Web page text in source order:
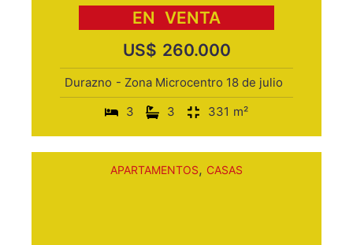
EN VENTA
US$ 260.000
Durazno - Zona Microcentro 18 de julio
3
3 331 m²
APARTAMENTOS, CASAS